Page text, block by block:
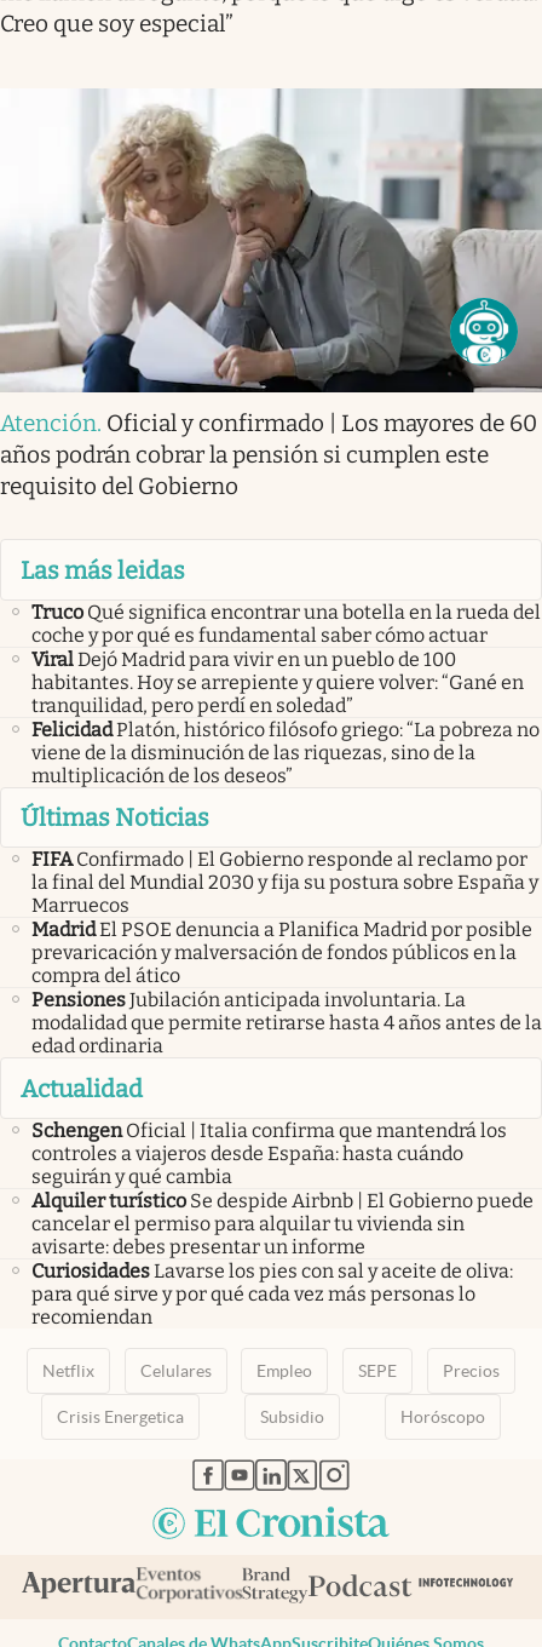
Creo que soy especial”
Atención. Oficial y confirmado | Los mayores de 60
años podrán cobrar la pensión si cumplen este
requisito del Gobierno
Las más leidas
Truco Qué significa encontrar una botella en la rueda del
coche y por qué es fundamental saber cómo actuar
ViralDejó Madrid para vivir en un pueblo de 100
habitantes. Hoy se arrepiente y quiere volver: “Gané en
tranquilidad, pero perdí en soledad”
FelicidadPlatón, histórico filósofo griego: “La pobreza no
viene de la disminución de las riquezas, sino de la
multiplicación de los deseos”
Últimas Noticias
FIFA Confirmado | El Gobierno responde al reclamo por
la final del Mundial 2030 y fija su postura sobre España y
Marruecos
MadridEl PSOE denuncia a Planifica Madrid por posible
prevaricación y malversación de fondos públicos en la
compra del ático
PensionesJubilación anticipada involuntaria. La
modalidad que permite retirarse hasta 4 años antes de la
edad ordinaria
Actualidad
Schengen Oficial | Italia confirma que mantendrá los
controles a viajeros desde España: hasta cuándo
seguirán y qué cambia
Alquiler turístico Se despide Airbnb | El Gobierno puede
cancelar el permiso para alquilar tu vivienda sin
avisarte: debes presentar un informe
CuriosidadesLavarse los pies con sal y aceite de oliva:
para qué sirve y por qué cada vez más personas lo
recomiendan
Netflix Celulares Empleo SEPE Precios
Crisis Energetica Subsidio Horóscopo
abre en nueva pestaña
abre en nueva pestaña
abre en nueva pestaña
abre en nueva pestaña
abre en nueva pestaña